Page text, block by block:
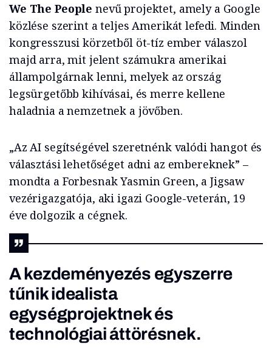
We The People nevű projektet, amely a Google
közlése szerint a teljes Amerikát lefedi. Minden
kongresszusi körzetből öt-tíz ember válaszol
majd arra, mit jelent számukra amerikai
állampolgárnak lenni, melyek az ország
legsürgetőbb kihívásai, és merre kellene
haladnia a nemzetnek a jövőben.
„Az AI segítségével szeretnénk valódi hangot és
választási lehetőséget adni az embereknek” –
mondta a Forbesnak Yasmin Green, a Jigsaw
vezérigazgatója, aki igazi Google-veterán, 19
éve dolgozik a cégnek.
A kezdeményezés egyszerre
tűnik idealista
egységprojektnek és
technológiai áttörésnek.